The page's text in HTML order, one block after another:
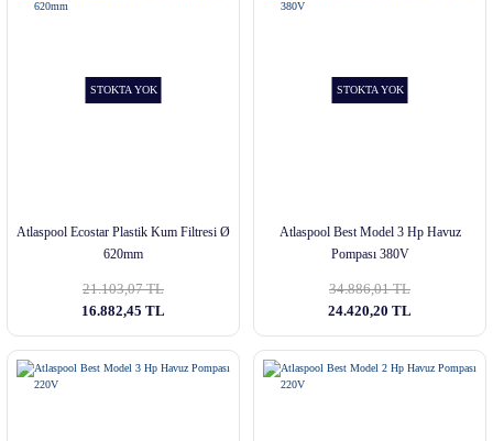
STOKTA YOK
Atlaspool Ecostar Plastik Kum Filtresi Ø
620mm
21.103,07 TL
16.882,45 TL
STOKTA YOK
Atlaspool Best Model 3 Hp Havuz
Pompası 380V
34.886,01 TL
24.420,20 TL